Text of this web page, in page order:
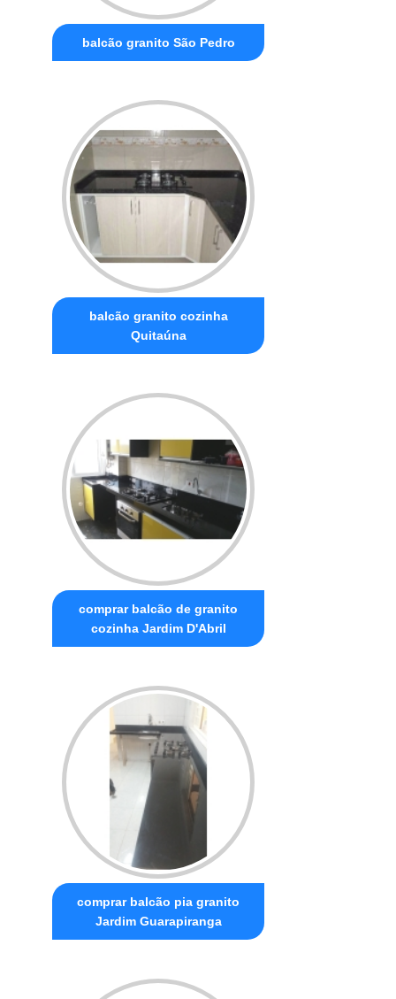
balcão granito São Pedro
balcão granito cozinha
Quitaúna
comprar balcão de granito
cozinha Jardim D'Abril
comprar balcão pia granito
Jardim Guarapiranga